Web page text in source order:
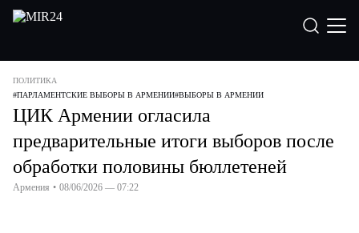
ПОЛИТИКА
#ПАРЛАМЕНТСКИЕ ВЫБОРЫ В АРМЕНИИ#ВЫБОРЫ В АРМЕНИИ
ЦИК Армении огласила
предварительные итоги выборов после
обработки половины бюллетеней
Армения • 08/06/2026 — 07:22